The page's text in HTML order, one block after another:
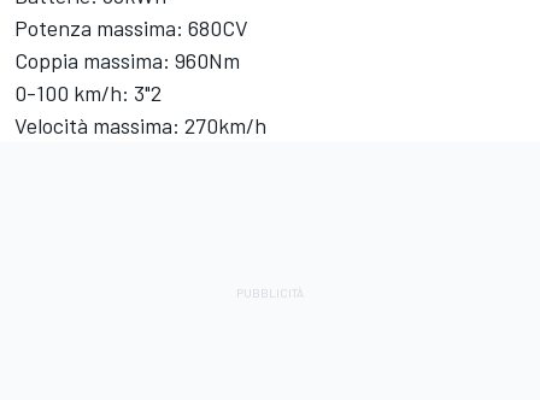
Potenza massima: 680CV
Coppia massima: 960Nm
0-100 km/h: 3"2
Velocità massima: 270km/h